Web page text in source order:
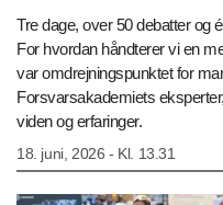
Tre dage, over 50 debatter
For hvordan håndterer vi en
var omdrejningspunktet for
Forsvarsakademiets
viden og erfaringer.
18. juni, 2026 - Kl. 13.31